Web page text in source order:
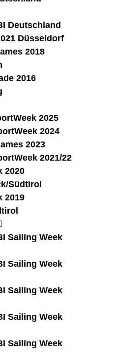
Deutschland
Düsseldorf
2018
2016
2025
2024
2023
2021/22
2020
Südtirol
2019
Sailing Week
Sailing Week
Sailing Week
Sailing Week
Sailing Week